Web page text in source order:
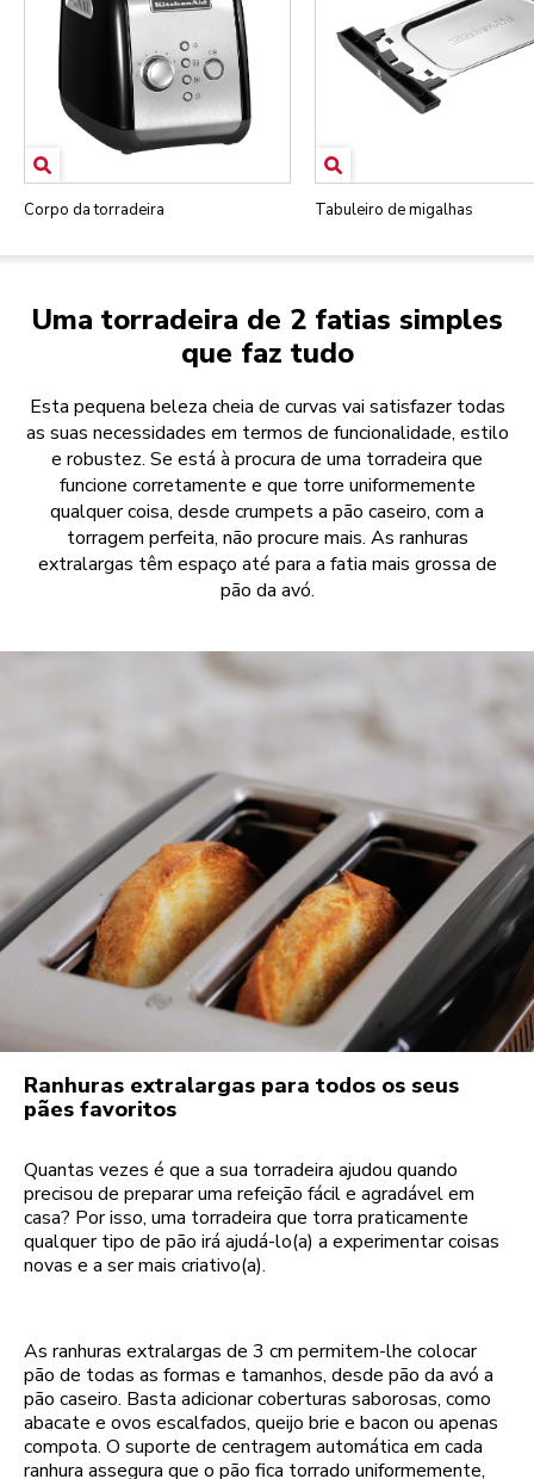
Corpo da torradeira Tabuleiro de migalhas
Uma torradeira de 2 fatias simples
que faz tudo
Esta pequena beleza cheia de curvas vai satisfazer todas
as suas necessidades em termos de funcionalidade, estilo
e robustez. Se está à procura de uma torradeira que
funcione corretamente e que torre uniformemente
qualquer coisa, desde crumpets a pão caseiro, com a
torragem perfeita, não procure mais. As ranhuras
extralargas têm espaço até para a fatia mais grossa de
pão da avó.
Ranhuras extralargas para todos os seus
pães favoritos
Quantas vezes é que a sua torradeira ajudou quando
precisou de preparar uma refeição fácil e agradável em
casa? Por isso, uma torradeira que torra praticamente
qualquer tipo de pão irá ajudá-lo(a) a experimentar coisas
novas e a ser mais criativo(a).
As ranhuras extralargas de 3 cm permitem-lhe colocar
pão de todas as formas e tamanhos, desde pão da avó a
pão caseiro. Basta adicionar coberturas saborosas, como
abacate e ovos escalfados, queijo brie e bacon ou apenas
compota. O suporte de centragem automática em cada
ranhura assegura que o pão fica torrado uniformemente,